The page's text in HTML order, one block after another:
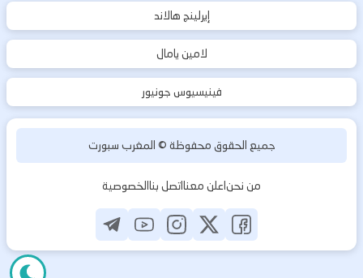
إيرلينج هالاند
لامين يامال
فينيسيوس جونيور
جميع الحقوق محفوظة ©المغرب سبورت
من نحناعلن معنااتصل بناالخصوصية